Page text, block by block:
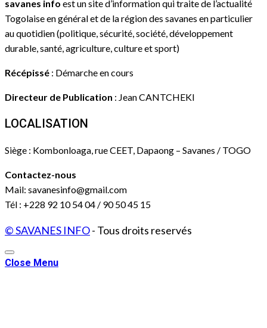
savanes info est un site d’information qui traite de l’actualité
Togolaise en général et de la région des savanes en particulier
au quotidien (politique, sécurité, société, développement
durable, santé, agriculture, culture et sport)
Récépissé : Démarche en cours
Directeur de Publication : Jean CANTCHEKI
LOCALISATION
Siège : Kombonloaga, rue CEET, Dapaong – Savanes / TOGO
Contactez-nous
Mail: savanesinfo@gmail.com
Tél : +228 92 10 54 04 / 90 50 45 15
© SAVANES INFO- Tous droits reservés
Close Menu